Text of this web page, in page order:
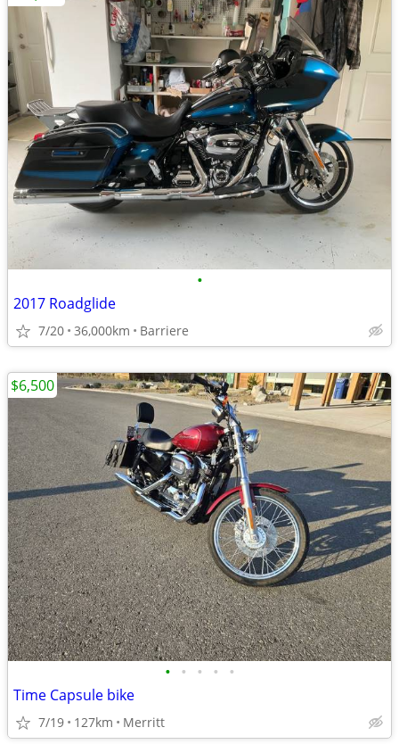
•
2017 Roadglide
7/20 36,000km Barriere
• • • • •
Time Capsule bike
7/19 127km Merritt
$6,500